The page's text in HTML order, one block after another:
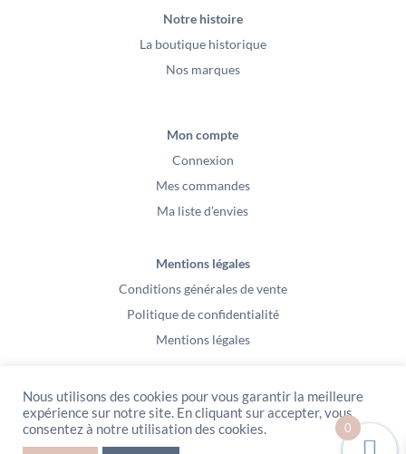
Notre histoire
La boutique historique
Nos marques
Mon compte
Connexion
Mes commandes
Ma liste d’envies
Mentions légales
Conditions générales de vente
Politique de confidentialité
Mentions légales
Nous utilisons des cookies pour vous garantir la meilleure
expérience sur notre site. En cliquant sur accepter, vous
consentez à notre utilisation des cookies.
0